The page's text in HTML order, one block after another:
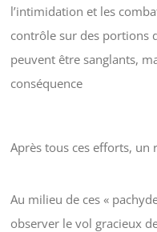
l’intimidation et les
contrôle sur des portions
peuvent être sanglants,
conséquence
Après tous ces efforts,
Au milieu de ces «
observer le vol gracieux